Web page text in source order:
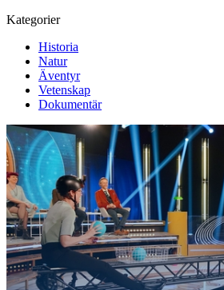
Kategorier
Historia
Natur
Äventyr
Vetenskap
Dokumentär